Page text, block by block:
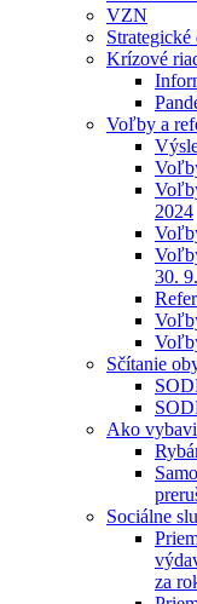
VZN
Krízové
Voľby a
2024
30.
Sčítanie
Ako
Sociálne
za